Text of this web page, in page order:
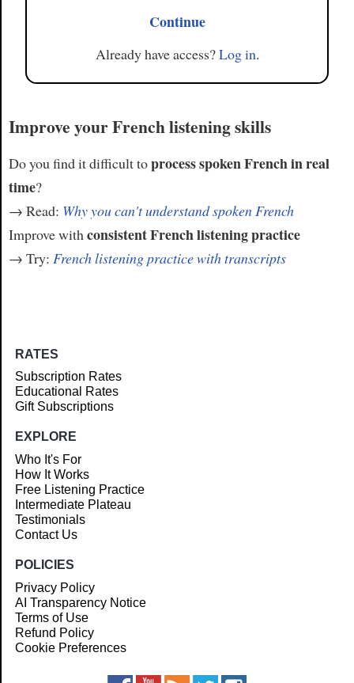
Continue
Already have access?Log in.
Improve your French listening skills
Do you find it difficult toprocess spoken French in real
time?
→ Read: Why you can't understand spoken French
Improve withconsistent French listening practice
→ Try: French listening practice with transcripts
RATES
Subscription Rates
Educational Rates
Gift Subscriptions
EXPLORE
Who It's For
How It Works
Free Listening Practice
Intermediate Plateau
Testimonials
Contact Us
POLICIES
Privacy Policy
AI Transparency Notice
Terms of Use
Refund Policy
Cookie Preferences